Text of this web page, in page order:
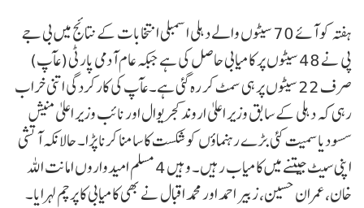
ہفتہ کو آئے 70 سیٹوں والے دہلی اسمبلی انتخابات کے نتائج میں بی جے
پی نے 48 سیٹوں پر کامیابی حاصل کی ہے جبکہ عام آدمی پارٹی (عآپ)
صرف 22 سیٹوں پر ہی سمٹ کر رہ گئی ہے۔ عآپ کی کارکردگی اتنی خراب
رہی کہ دہلی کے سابق وزیر اعلیٰ اروند کجریوال اور نائب وزیر اعلیٰ منیش
سسودیا سمیت کئی بڑے رہنماؤں کو شکست کا سامنا کرنا پڑا۔ حالانکہ آتشی
اپنی سیٹ جیتنے میں کامیاب رہیں۔ وہیں 4 مسلم امیدواروں امانت اللہ
خان، عمران حسین، زبیر احمد اور محمد اقبال نے بھی کامیابی کا پرچم لہرایا۔